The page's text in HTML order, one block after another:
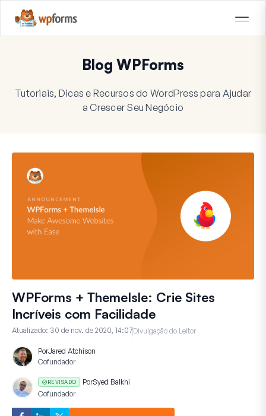
Blog WPForms
Tutoriais, Dicas e Recursos do WordPress para Ajudar
a Crescer Seu Negócio
WPForms + ThemeIsle: Crie Sites
Incríveis com Facilidade
Atualizado: 30 de nov. de 2020, 14:07Divulgação do Leitor
PorJared Atchison
Cofundador
REVISADO PorSyed Balkhi
Cofundador